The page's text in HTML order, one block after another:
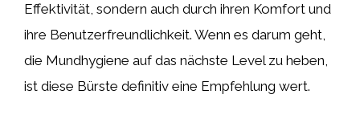
Effektivität, sondern auch durch ihren Komfort und
ihre Benutzerfreundlichkeit. Wenn es darum geht,
die Mundhygiene auf das nächste Level zu heben,
ist diese Bürste definitiv eine Empfehlung wert.